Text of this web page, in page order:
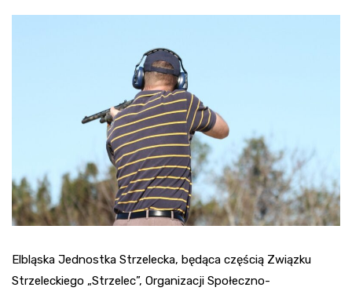
Elbląska Jednostka Strzelecka, będąca częścią Związku
Strzeleckiego „Strzelec”, Organizacji Społeczno-